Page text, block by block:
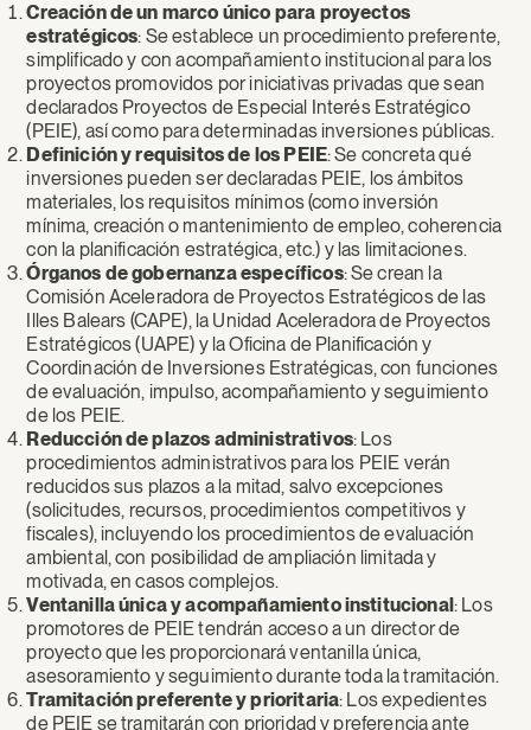
Creación de un marco único para proyectos
estratégicos: Se establece un procedimiento preferente,
simplificado y con acompañamiento institucional para los
proyectos promovidos por iniciativas privadas que sean
declarados Proyectos de Especial Interés Estratégico
(PEIE), así como para determinadas inversiones públicas.
Definición y requisitos de los PEIE: Se concreta qué
inversiones pueden ser declaradas PEIE, los ámbitos
materiales, los requisitos mínimos (como inversión
mínima, creación o mantenimiento de empleo, coherencia
con la planificación estratégica, etc.) y las limitaciones.
Órganos de gobernanza específicos: Se crean la
Comisión Aceleradora de Proyectos Estratégicos de las
Illes Balears (CAPE), la Unidad Aceleradora de Proyectos
Estratégicos (UAPE) y la Oficina de Planificación y
Coordinación de Inversiones Estratégicas, con funciones
de evaluación, impulso, acompañamiento y seguimiento
de los PEIE.
Reducción de plazos administrativos: Los
procedimientos administrativos para los PEIE verán
reducidos sus plazos a la mitad, salvo excepciones
(solicitudes, recursos, procedimientos competitivos y
fiscales), incluyendo los procedimientos de evaluación
ambiental, con posibilidad de ampliación limitada y
motivada, en casos complejos.
Ventanilla única y acompañamiento institucional : Los
promotores de PEIE tendrán acceso a un director de
proyecto que les proporcionará ventanilla única,
asesoramiento y seguimiento durante toda la tramitación.
Tramitación preferente y prioritaria: Los expedientes
de PEIE se tramitarán con prioridad y preferencia ante